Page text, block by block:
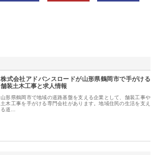
株式会社アドバンスロードが山形県鶴岡市で手がける
舗装土木工事と求人情報
山形県鶴岡市で地域の道路基盤を支える企業として、舗装工事や
土木工事を手がける専門会社があります。地域住民の生活を支え
る道…